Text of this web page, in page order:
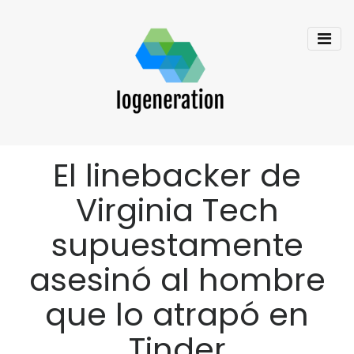
El linebacker de
Virginia Tech
supuestamente
asesinó al hombre
que lo atrapó en